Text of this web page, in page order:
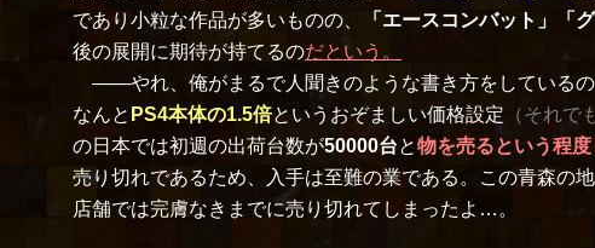
であり小粒な作品が多いものの、
「エースコンバット」「
後の展開に期待が持てるのだという。
――やれ、俺がまるで人聞きのような書き方をしているの
なんと PS4本体の1.5倍というおぞましい価格設定 （それで
の日本では初週の出荷台数が50000台と物を売るという程
売り切れであるため、入手は至難の業である。この青森の
店舗では完膚なきまでに売り切れてしまったよ…。